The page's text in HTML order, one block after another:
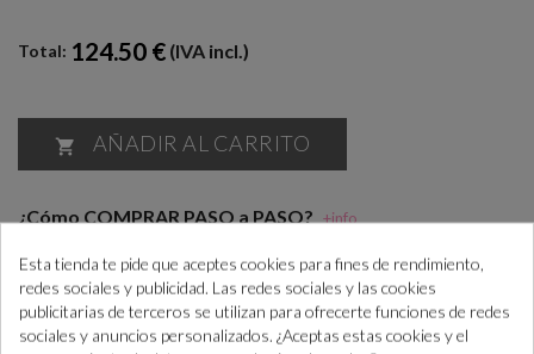
Total: 124.50 € (IVA incl.)
 AÑADIR AL CARRITO
¿Cómo COMPRAR PASO a PASO? +info
Realiza el pedido
En máx. 7 días
Confirma el
En máx. 14 días
Esta tienda te pide que aceptes cookies para fines de rendimiento,
redes sociales y publicidad. Las redes sociales y las cookies
publicitarias de terceros se utilizan para ofrecerte funciones de redes
sociales y anuncios personalizados. ¿Aceptas estas cookies y el